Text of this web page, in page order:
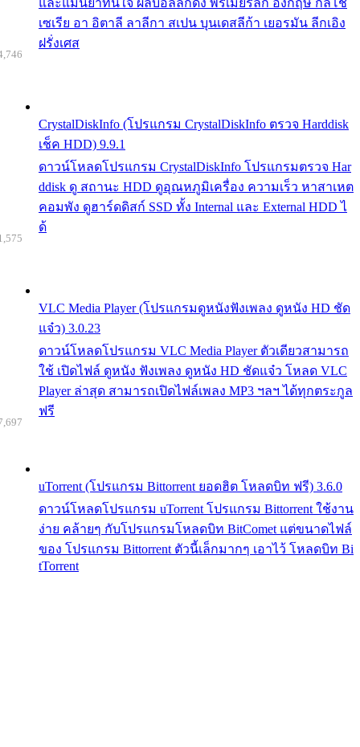
และแม่นยำทันใจ ผลบอลลีกดัง พรีเมียร์ลีก อังกฤษ กัลโช่
เซเรีย อา อิตาลี ลาลีกา สเปน บุนเดสลีก้า เยอรมัน ลีกเอิง
ฝรั่งเศส
CrystalDiskInfo (โปรแกรม CrystalDiskInfo ตรวจ Harddisk
เช็ค HDD) 9.9.1
ดาวน์โหลดโปรแกรม CrystalDiskInfo โปรแกรมตรวจ Har
ddisk ดู สถานะ HDD ดูอุณหภูมิเครื่อง ความเร็ว หาสาเหต
คอมพัง ดูฮาร์ดดิสก์ SSD ทั้ง Internal และ External HDD ไ
ด้
VLC Media Player (โปรแกรมดูหนังฟังเพลง ดูหนัง HD ชัด
แจ๋ว) 3.0.23
ดาวน์โหลดโปรแกรม VLC Media Player ตัวเดียวสามารถ
ใช้ เปิดไฟล์ ดูหนัง ฟังเพลง ดูหนัง HD ชัดแจ๋ว โหลด VLC
Player ล่าสุด สามารถเปิดไฟล์เพลง MP3 ฯลฯ ได้ทุกตระกูล
ฟรี
uTorrent (โปรแกรม Bittorrent ยอดฮิต โหลดบิท ฟรี) 3.6.0
ดาวน์โหลดโปรแกรม uTorrent โปรแกรม Bittorrent ใช้งาน
ง่าย คล้ายๆ กับโปรแกรมโหลดบิท BitComet แต่ขนาดไฟล์
ของ โปรแกรม Bittorrent ตัวนี้เล็กมากๆ เอาไว้ โหลดบิท Bi
tTorrent